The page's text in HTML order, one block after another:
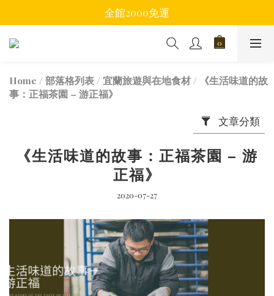
全館2000免運
Home / 部落格列表 / 宜蘭旅遊與在地食材 /
《生活味道的故
事：正福茶園 – 游正福》
文章分類
《生活味道的故事：正福茶園 – 游
正福》
2020-07-27